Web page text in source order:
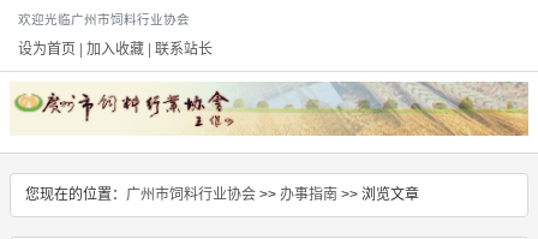
欢迎光临广州市饲料行业协会
设为首页 加入收藏 联系站长
您现在的位置： 广州市饲料行业协会 >> 办事指南 >> 浏览文章